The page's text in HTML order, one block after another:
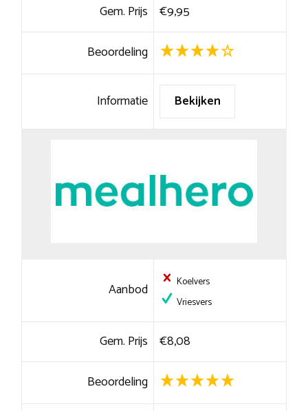
Gem. Prijs €9,95
Beoordeling
Informatie Bekijken
Aanbod
Koelvers
Vriesvers
Gem. Prijs €8,08
Beoordeling